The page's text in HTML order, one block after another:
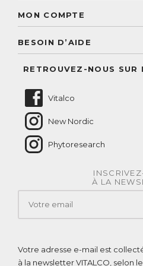
Paiement sécurisé
Conseils personnalisés
Conseil personnalisé
MON COMPTE
BESOIN D’AIDE
RETROUVEZ-NOUS SUR
Vitalco
New Nordic
Phytoresearch
À LA
Votre adresse e-mail est
à la newsletter VITALCO, selon